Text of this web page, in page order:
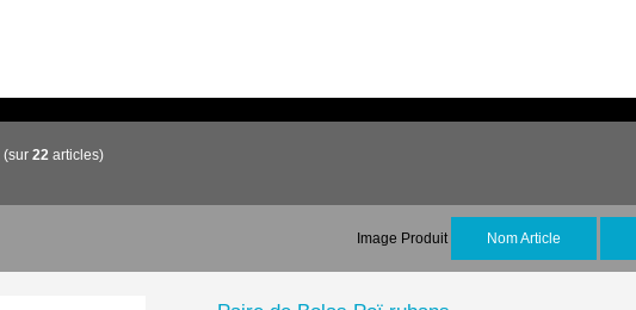
(sur 22 articles)
Image Produit Nom Article